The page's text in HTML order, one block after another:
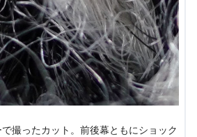
撮ったカット。前後幕ともにショック